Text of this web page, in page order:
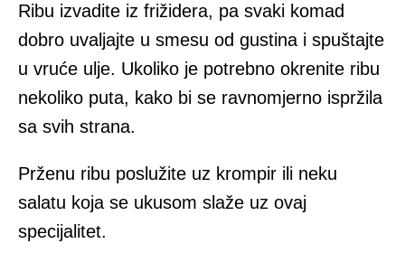
Ribu izvadite iz frižidera, pa svaki komad
dobro uvaljajte u smesu od gustina i spuštajte
u vruće ulje. Ukoliko je potrebno okrenite ribu
nekoliko puta, kako bi se ravnomjerno ispržila
sa svih strana.
Prženu ribu poslužite uz krompir ili neku
salatu koja se ukusom slaže uz ovaj
specijalitet.